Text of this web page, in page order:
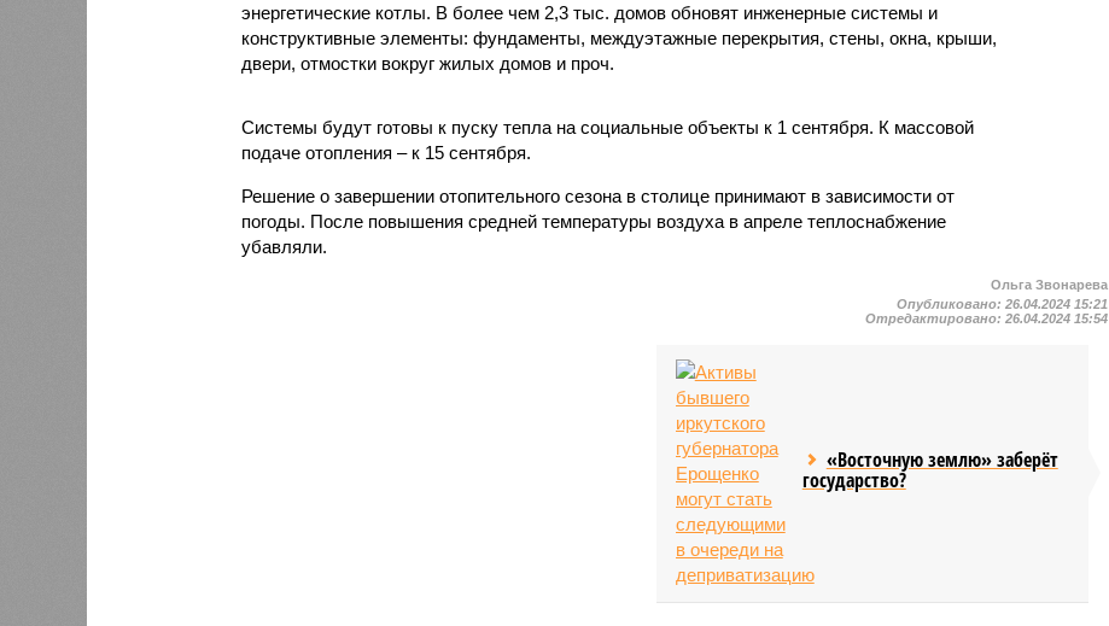
энергетические котлы. В более чем 2,3 тыс. домов обновят инженерные системы и
конструктивные элементы: фундаменты, междуэтажные перекрытия, стены, окна, крыши,
двери, отмостки вокруг жилых домов и проч.
Системы будут готовы к пуску тепла на социальные объекты к 1 сентября. К массовой
подаче отопления – к 15 сентября.
Решение о завершении отопительного сезона в столице принимают в зависимости от
погоды. После повышения средней температуры воздуха в апреле теплоснабжение
убавляли.
Ольга Звонарева
Опубликовано:26.04.2024 15:21
Отредактировано:26.04.2024 15:54
«Восточную землю» заберёт
государство?